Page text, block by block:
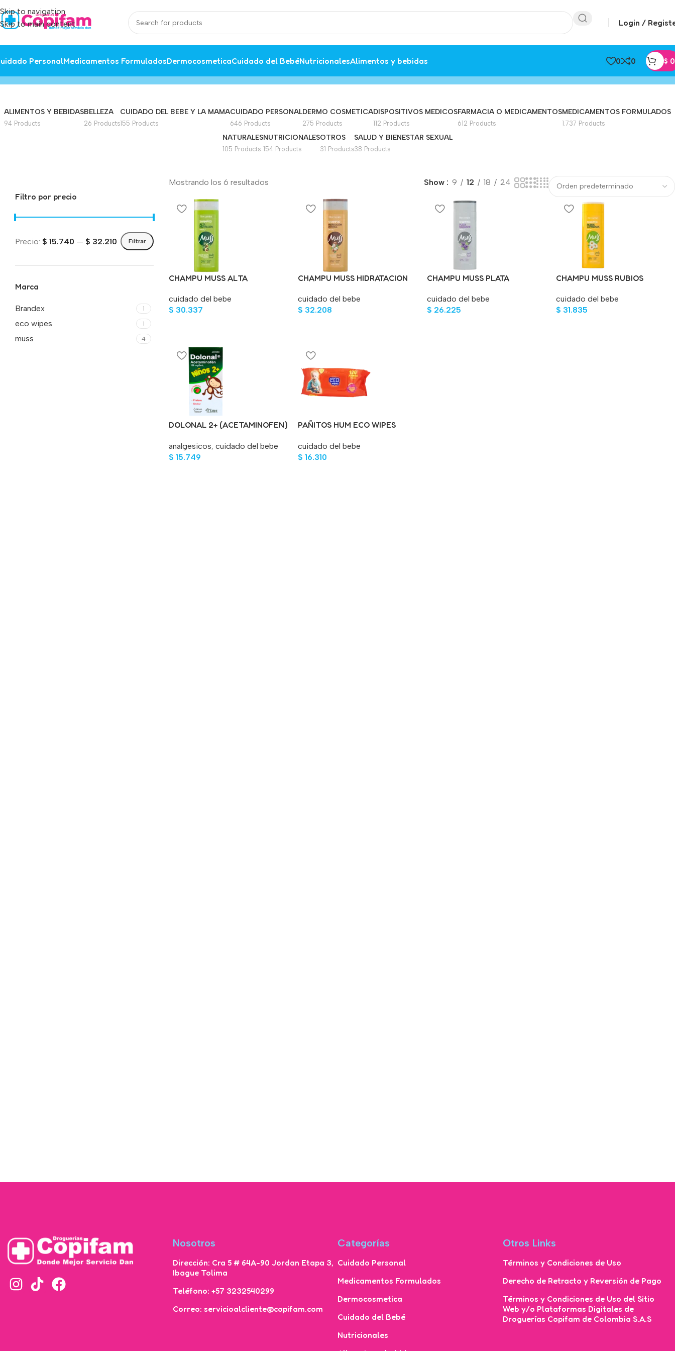
Skip to navigation
Skip to main content
Login /
PersonalMedicamentos FormuladosDermocosmeticaCuidado del BebéNutricionalesAlimentos y bebidas 0 0 $ 0
ALIMENTOS Y BEBIDAS
94 Products
BELLEZA
26 Products
CUIDADO DEL BEBE Y LA MAMA
155 Products
CUIDADO PERSONAL
646 Products
DERMO COSMETICA
275 Products
DISPOSITIVOS MEDICOS
112 Products
FARMACIA O MEDICAMENTOS
612 Products
MEDICAMENTOS FORMULADOS
1.737 Products
NATURALES
105 Products
NUTRICIONALES
154 Products
OTROS
31 Products
SALUD Y BIENESTAR SEXUAL
38 Products
Filtro por precio
Filtrar
Precio: $ 15.740 — $ 32.210
Marca
Brandex 1
eco wipes 1
muss 4
Mostrando los 6 resultados Show 9 12 18 24
CHAMPU MUSS ALTA
cuidado del bebe
$ 30.337
CHAMPU MUSS HIDRATACION
cuidado del bebe
$ 32.208
CHAMPU MUSS PLATA
cuidado del bebe
$ 26.225
CHAMPU MUSS RUBIOS
cuidado del bebe
$ 31.835
DOLONAL 2+ (ACETAMINOFEN)
analgesicos, cuidado del bebe
$ 15.749
PAÑITOS HUM ECO WIPES
cuidado del bebe
$ 16.310
Nosotros
Dirección: Cra 5 # 64A-90 Jordan Etapa 3,
Ibague Tolima
Teléfono: +57 3232540299
Correo: servicioalcliente@copifam.com
Categorías
Cuidado Personal
Medicamentos Formulados
Dermocosmetica
Cuidado del Bebé
Nutricionales
Otros Links
Términos y Condiciones de Uso
Derecho de Retracto y Reversión de Pago
Términos y Condiciones de Uso del Sitio
Web y/o Plataformas Digitales de
Droguerías Copifam de Colombia S.A.S